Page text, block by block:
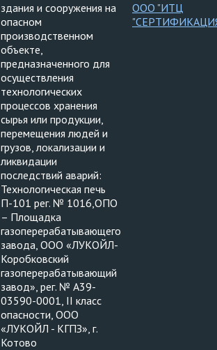
здания и сооружения на
опасном
производственном
объекте,
предназначенного для
осуществления
технологических
процессов хранения
сырья или продукции,
перемещения людей и
грузов, локализации и
ликвидации
последствий аварий:
Технологическая печь
П-101 рег. № 1016,ОПО
– Площадка
газоперерабатывающего
завода, ООО «ЛУКОЙЛ-
Коробковский
газоперерабатывающий
завод», рег. № А39-
03590-0001, II класс
опасности, ООО
«ЛУКОЙЛ - КГПЗ», г.
Котово
ООО "ИТЦ